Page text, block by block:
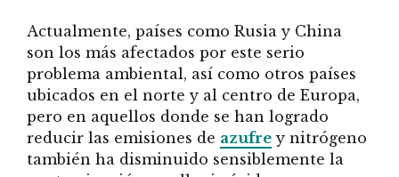
Actualmente, países como Rusia y China
son los más afectados por este serio
problema ambiental, así como otros países
ubicados en el norte y al centro de Europa,
pero en aquellos donde se han logrado
reducir las emisiones de azufre y nitrógeno
también ha disminuido sensiblemente la